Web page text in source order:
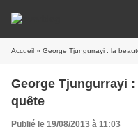
Accueil » George Tjungurrayi : la
George Tjungurrayi
quête
Publié le 19/08/2013 à 11:03